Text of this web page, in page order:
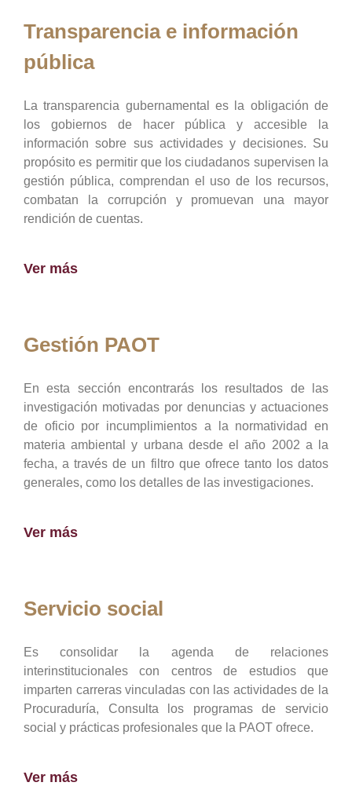
Transparencia e información
pública
La transparencia gubernamental es la obligación de
los gobiernos de hacer pública y accesible la
información sobre sus actividades y decisiones. Su
propósito es permitir que los ciudadanos supervisen la
gestión pública, comprendan el uso de los recursos,
combatan la corrupción y promuevan una mayor
rendición de cuentas.
Ver más
Gestión PAOT
En esta sección encontrarás los resultados de las
investigación motivadas por denuncias y actuaciones
de oficio por incumplimientos a la normatividad en
materia ambiental y urbana desde el año 2002 a la
fecha, a través de un filtro que ofrece tanto los datos
generales, como los detalles de las investigaciones.
Ver más
Servicio social
Es consolidar la agenda de relaciones
interinstitucionales con centros de estudios que
imparten carreras vinculadas con las actividades de la
Procuraduría, Consulta los programas de servicio
social y prácticas profesionales que la PAOT ofrece.
Ver más